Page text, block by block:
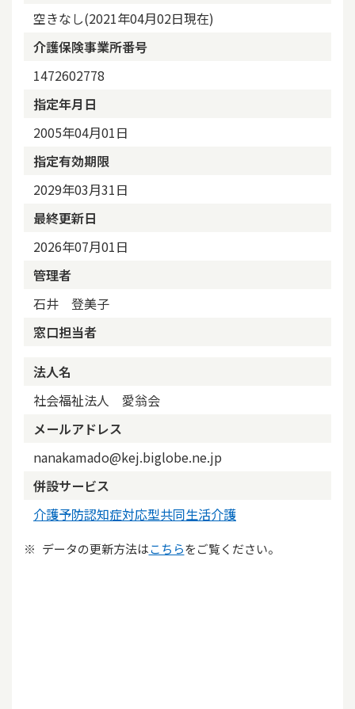
空きなし(2021年04月02日現在)
介護保険事業所番号
1472602778
指定年月日
2005年04月01日
指定有効期限
2029年03月31日
最終更新日
2026年07月01日
管理者
石井 登美子
窓口担当者
法人名
社会福祉法人 愛翁会
メールアドレス
nanakamado@kej.biglobe.ne.jp
併設サービス
介護予防認知症対応型共同生活介護
データの更新方法はこちらをご覧ください。